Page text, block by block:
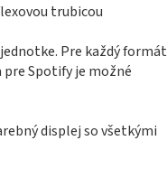
trubicou
Pre každý formát
Spotify je možné
displej so všetkými